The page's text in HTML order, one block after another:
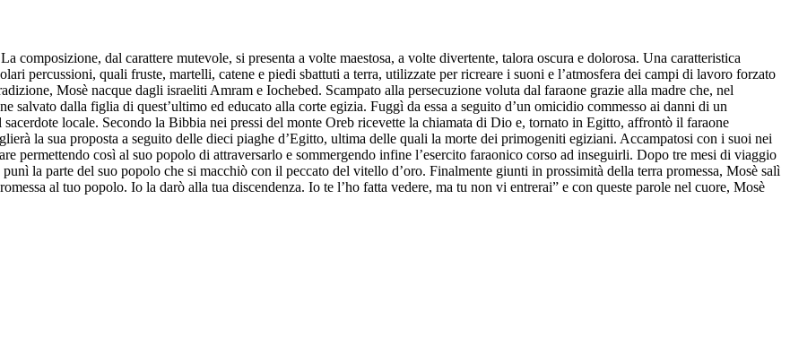
composizione, dal carattere mutevole, si presenta a volte maestosa, a volte divertente, talora oscura e dolorosa. Una caratteristica
percussioni, quali fruste, martelli, catene e piedi sbattuti a terra, utilizzate per ricreare i suoni e l’atmosfera dei campi di lavoro forzato
Mosè nacque dagli israeliti Amram e Iochebed. Scampato alla persecuzione voluta dal faraone grazie alla madre che, nel
salvato dalla figlia di quest’ultimo ed educato alla corte egizia. Fuggì da essa a seguito d’un omicidio commesso ai danni di un
locale. Secondo la Bibbia nei pressi del monte Oreb ricevette la chiamata di Dio e, tornato in Egitto, affrontò il faraone
la sua proposta a seguito delle dieci piaghe d’Egitto, ultima delle quali la morte dei primogeniti egiziani. Accampatosi con i suoi nei
permettendo così al suo popolo di attraversarlo e sommergendo infine l’esercito faraonico corso ad inseguirli. Dopo tre mesi di viaggio
la parte del suo popolo che si macchiò con il peccato del vitello d’oro. Finalmente giunti in prossimità della terra promessa, Mosè salì
al tuo popolo. Io la darò alla tua discendenza. Io te l’ho fatta vedere, ma tu non vi entrerai” e con queste parole nel cuore, Mosè